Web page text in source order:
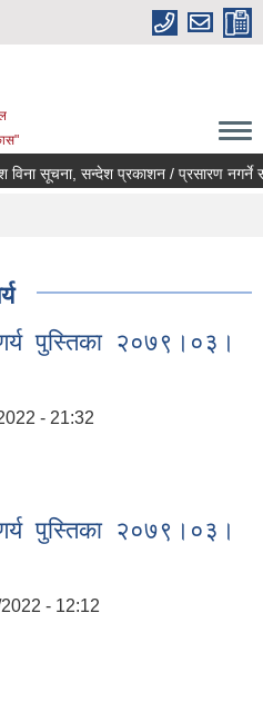
सूचना, सन्देश प्रकाशन / प्रसारण नगर्ने
पुस्तिका २०७९।०३।
- 21:32
पुस्तिका २०७९।०३।
- 12:12